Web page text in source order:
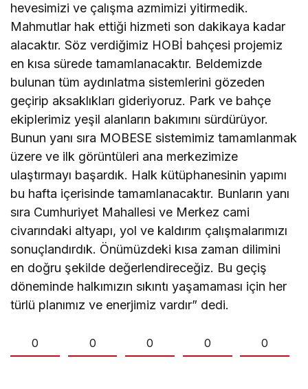
hevesimizi ve çalışma azmimizi yitirmedik.
Mahmutlar hak ettiği hizmeti son dakikaya kadar
alacaktır. Söz verdiğimiz HOBİ bahçesi projemiz
en kısa sürede tamamlanacaktır. Beldemizde
bulunan tüm aydınlatma sistemlerini gözeden
geçirip aksaklıkları gideriyoruz. Park ve bahçe
ekiplerimiz yeşil alanların bakımını sürdürüyor.
Bunun yanı sıra MOBESE sistemimiz tamamlanmak
üzere ve ilk görüntüleri ana merkezimize
ulaştırmayı başardık. Halk kütüphanesinin yapımı
bu hafta içerisinde tamamlanacaktır. Bunların yanı
sıra Cumhuriyet Mahallesi ve Merkez cami
civarındaki altyapı, yol ve kaldırım çalışmalarımızı
sonuçlandırdık. Önümüzdeki kısa zaman dilimini
en doğru şekilde değerlendireceğiz. Bu geçiş
döneminde halkımızın sıkıntı yaşamaması için her
türlü planımız ve enerjimiz vardır” dedi.
0 0 0 0 0